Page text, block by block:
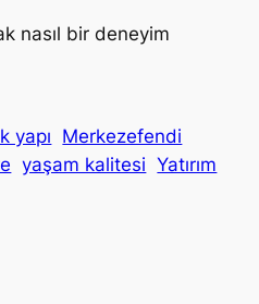
nasıl bir deneyim
yapı Merkezefendi
yaşam kalitesi Yatırım